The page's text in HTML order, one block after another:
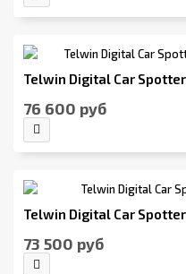
Telwin Digital Car
76 600 руб
Telwin Digital Car
73 500 руб